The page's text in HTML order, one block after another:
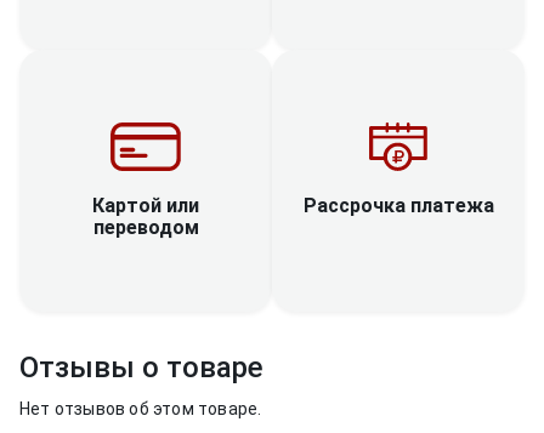
Картой или
переводом
Рассрочка платежа
Отзывы о товаре
Нет отзывов об этом товаре.